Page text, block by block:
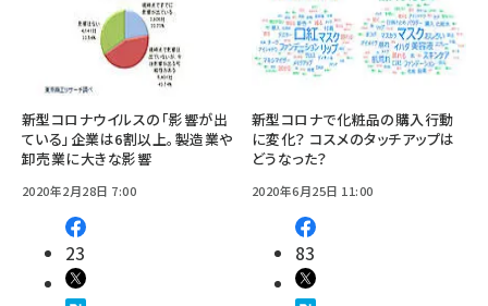
新型コロナウイルスの「影響が出
ている」企業は6割以上。製造業や
卸売業に大きな影響
2020年2月28日 7:00
23
新型コロナで化粧品の購入行動
に変化？ コスメのタッチアップは
どうなった？
2020年6月25日 11:00
83